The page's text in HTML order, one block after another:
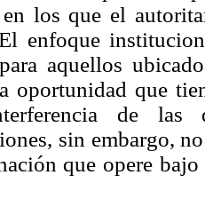
los que el
enfoque
aquellos
oportunidad que
de las
sin embargo,
que opere